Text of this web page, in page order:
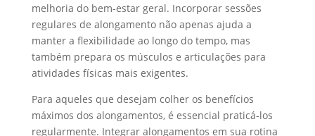
melhoria do bem-estar geral. Incorporar sessões
regulares de alongamento não apenas ajuda a
manter a flexibilidade ao longo do tempo, mas
também prepara os músculos e articulações para
atividades físicas mais exigentes.
Para aqueles que desejam colher os benefícios
máximos dos alongamentos, é essencial praticá-los
regularmente. Integrar alongamentos em sua rotina